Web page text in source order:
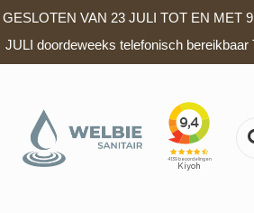
GESLOTEN VAN 23 JULI TOT EN MET
JULI doordeweeks telefonisch